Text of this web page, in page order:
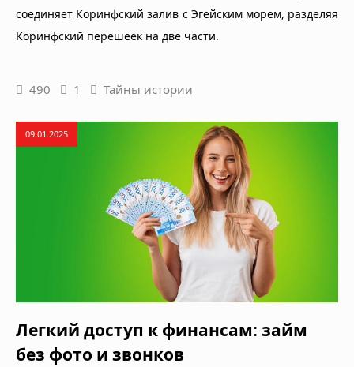
соединяет Коринфский залив с Эгейским морем, разделяя
Коринфский перешеек на две части.
490 1 Тайны истории
09.01.2025
Легкий доступ к финансам: займ
без фото и звонков